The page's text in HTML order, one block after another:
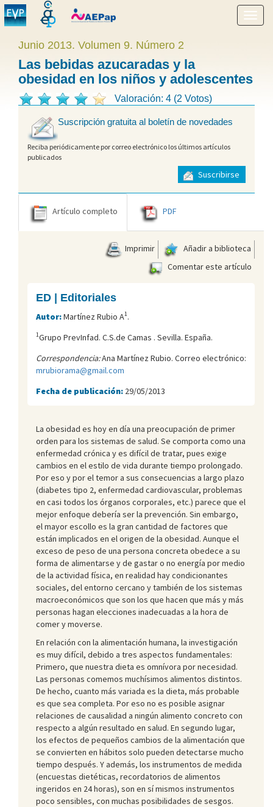
menú
Junio 2013. Volumen 9. Número 2
Las bebidas azucaradas y la
obesidad en los niños y adolescentes
Valoración: 4 (2 Votos)
Suscripción gratuita al boletín de novedades
Reciba periódicamente por correo electrónico los últimos artículos
publicados
Suscribirse
Artículo completo PDF
Imprimir
Añadir a biblioteca
Comentar este artículo
ED | Editoriales
Autor:Martínez Rubio A1.
1Grupo PrevInfad. C.S.de Camas . Sevilla. España.
Correspondencia:Ana Martínez Rubio. Correo electrónico:
mrubiorama@gmail.com
Fecha de publicación: 29/05/2013
La obesidad es hoy en día una preocupación de primer
orden para los sistemas de salud. Se comporta como una
enfermedad crónica y es difícil de tratar, pues exige
cambios en el estilo de vida durante tiempo prolongado.
Por eso y por el temor a sus consecuencias a largo plazo
(diabetes tipo 2, enfermedad cardiovascular, problemas
en casi todos los órganos corporales, etc.) parece que el
mejor enfoque debería ser la prevención. Sin embargo,
el mayor escollo es la gran cantidad de factores que
están implicados en el origen de la obesidad. Aunque el
exceso de peso de una persona concreta obedece a su
forma de alimentarse y de gastar o no energía por medio
de la actividad física, en realidad hay condicionantes
sociales, del entorno cercano y también de los sistemas
macroeconómicos que son los que hacen que más y más
personas hagan elecciones inadecuadas a la hora de
comer y moverse.
En relación con la alimentación humana, la investigación
es muy difícil, debido a tres aspectos fundamentales:
Primero, que nuestra dieta es omnívora por necesidad.
Las personas comemos muchísimos alimentos distintos.
De hecho, cuanto más variada es la dieta, más probable
es que sea completa. Por eso no es posible asignar
relaciones de causalidad a ningún alimento concreto con
respecto a algún resultado en salud. En segundo lugar,
los efectos de pequeños cambios de la alimentación que
se convierten en hábitos solo pueden detectarse mucho
tiempo después. Y además, los instrumentos de medida
(encuestas dietéticas, recordatorios de alimentos
ingeridos en 24 horas), son en sí mismos instrumentos
poco sensibles, con muchas posibilidades de sesgos.